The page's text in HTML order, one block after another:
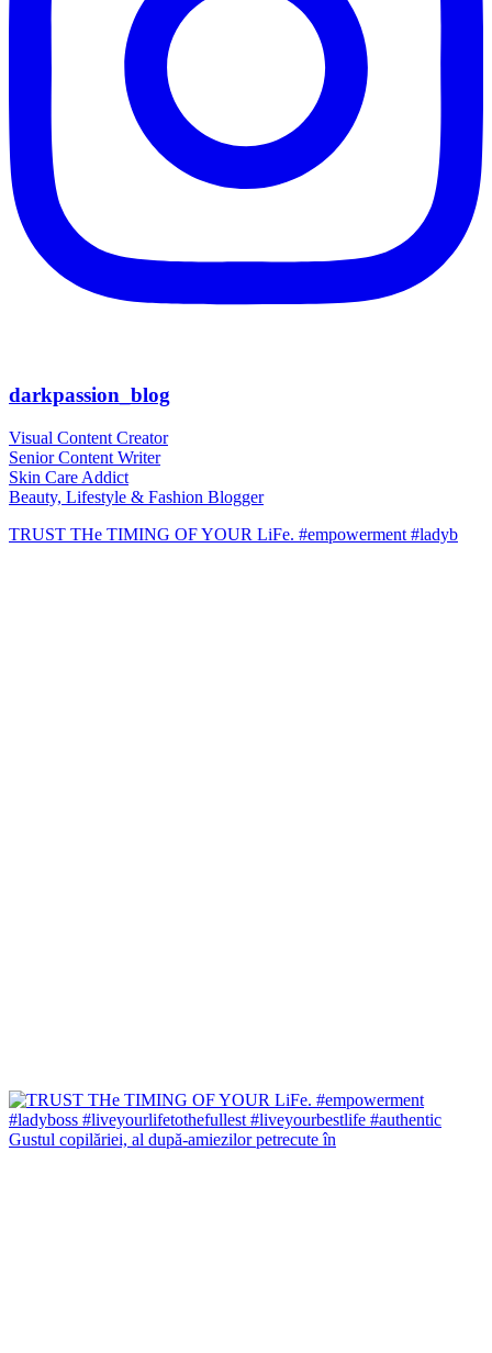
darkpassion_blog
Visual Content Creator
Senior Content Writer
Skin Care Addict
Beauty, Lifestyle & Fashion Blogger
TRUST THe TIMING OF YOUR LiFe. #empowerment #ladyb
Gustul copilăriei, al după-amiezilor petrecute în